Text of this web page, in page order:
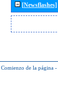
[Newsflashes]
Comienzo de la página -